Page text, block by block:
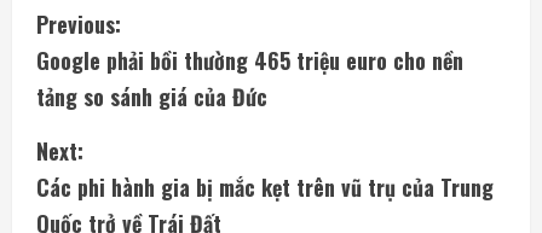
C
o
n
t
Previous:
Google phải bồi thường 465 triệu euro cho nền
tảng so sánh giá của Đức
Next:
Các phi hành gia bị mắc kẹt trên vũ trụ của Trung
Quốc trở về Trái Đất